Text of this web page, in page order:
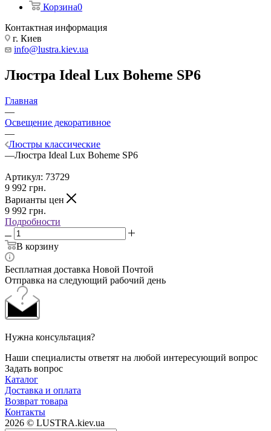
Корзина0
Контактная информация
г. Киев
info@lustra.kiev.ua
Люстра Ideal Lux Boheme SP6
Главная
—
Освещение декоративное
—
Люстры классические
—Люстра Ideal Lux Boheme SP6
Артикул: 73729
9 992 грн.
Варианты цен
9 992 грн.
Подробности
В корзину
Бесплатная доставка Новой Почтой
Отправка на следующий рабочий день
Нужна консультация?
Наши специалисты ответят на любой интересующий вопрос
Задать вопрос
Каталог
Доставка и оплата
Возврат товара
Контакты
2026 © LUSTRA.kiev.ua